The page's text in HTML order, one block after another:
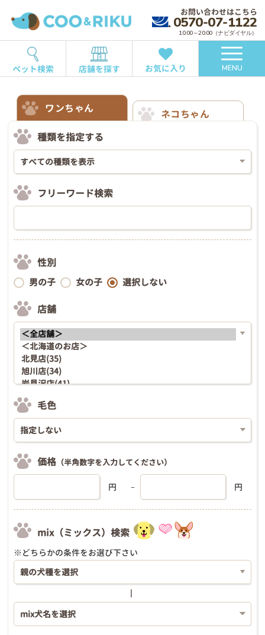
お問い合わせはこちら
0570-07-1122
10:00～20:00（ナビダイヤル）
ペット検索 店舗を探す お気に入り MENU
ワンちゃん
ネコちゃん
種類を指定する
フリーワード検索
性別
男の子 女の子 選択しない
店舗
毛色
価格 （半角数字を入力してください）
円 円
mix（ミックス）検索
※どちらかの条件をお選び下さい